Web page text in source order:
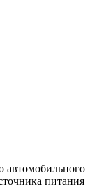
автомобильного
питания